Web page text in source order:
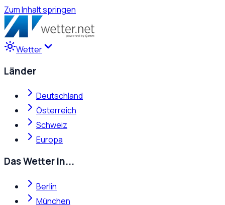
Zum Inhalt springen
Wetter
Länder
Deutschland
Österreich
Schweiz
Europa
Das Wetter in...
Berlin
München